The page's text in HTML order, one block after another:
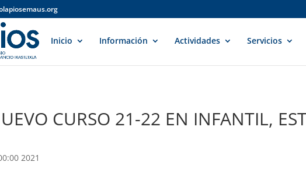
Inicio Información Actividades Servicios
CURSO 21-22 EN INFANTIL,
2021